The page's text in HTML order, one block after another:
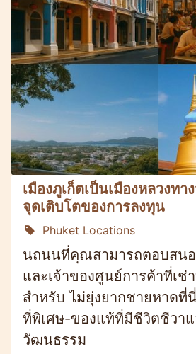
เมืองภูเก็ตเป็นเมืองหลวงท
จุดเติบโตของการลงทุน
Phuket Locations
นถนนที่คุณสามารถตอบสน
และเจ้าของศูนย์การค้าที่เช่
สำหรับ ไม่ยุ่งยากชายหาดที่
ที่พิเศษ-ของแท้ที่มีชีวิตชีวาแ
วัฒนธรรม